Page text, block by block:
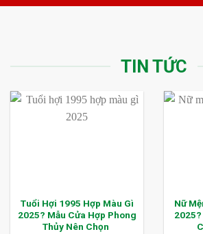
TIN TỨC
Tuổi Hợi 1995 Hợp Màu Gì
2025? Mẫu Cửa Hợp Phong
Thủy Nên Chọn
Nữ